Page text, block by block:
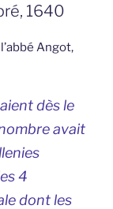
1640
Angot,
dès le
avait
4
dont les